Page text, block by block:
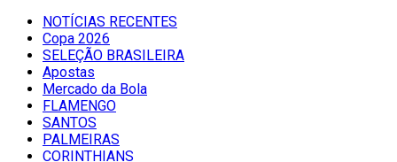
NOTÍCIAS RECENTES
Copa 2026
SELEÇÃO BRASILEIRA
Apostas
Mercado da Bola
FLAMENGO
SANTOS
PALMEIRAS
CORINTHIANS